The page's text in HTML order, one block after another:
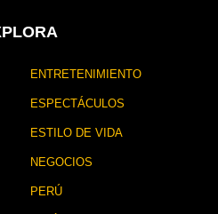
ENTRETENIMIENTO
ESPECTÁCULOS
ESTILO DE VIDA
NEGOCIOS
PERÚ